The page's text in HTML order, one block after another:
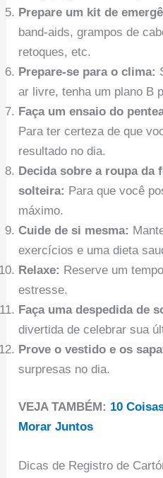
Prepare um kit de
band-aids, grampos de
retoques, etc.
Prepare-se para o clima:
ar livre, tenha um plano B
Faça um ensaio do
Para ter certeza de que
resultado no dia.
Decida sobre a roupa da
solteira: Para que você
máximo.
Cuide de si mesma:
exercícios e uma dieta
Relaxe: Reserve um
estresse.
Faça uma despedida de
divertida de celebrar sua
Prove o vestido e os
surpresas no dia.
VEJA TAMBÉM: 10
Morar Juntos
Dicas de Registro de